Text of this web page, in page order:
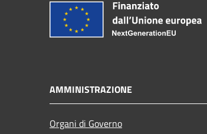
AMMINISTRAZIONE
Organi di Governo